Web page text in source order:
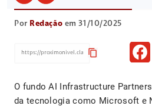
Por Redação em 31/10/2025
content_copy
O fundo AI Infrastructure
da tecnologia como Microsoft e